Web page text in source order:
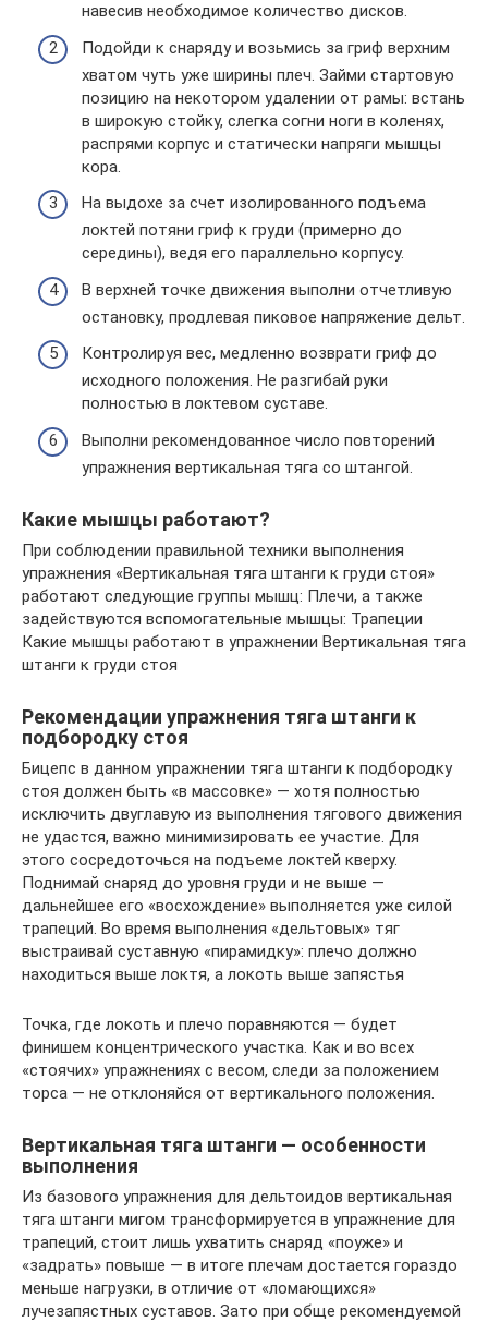
навесив необходимое количество дисков.
Подойди к снаряду и возьмись за гриф верхним
хватом чуть уже ширины плеч. Займи стартовую
позицию на некотором удалении от рамы: встань
в широкую стойку, слегка согни ноги в коленях,
распрями корпус и статически напряги мышцы
кора.
На выдохе за счет изолированного подъема
локтей потяни гриф к груди (примерно до
середины), ведя его параллельно корпусу.
В верхней точке движения выполни отчетливую
остановку, продлевая пиковое напряжение дельт.
Контролируя вес, медленно возврати гриф до
исходного положения. Не разгибай руки
полностью в локтевом суставе.
Выполни рекомендованное число повторений
упражнения вертикальная тяга со штангой.
Какие мышцы работают?
При соблюдении правильной техники выполнения
упражнения «Вертикальная тяга штанги к груди стоя»
работают следующие группы мышц: Плечи, а также
задействуются вспомогательные мышцы: Трапеции
Какие мышцы работают в упражнении Вертикальная тяга
штанги к груди стоя
Рекомендации упражнения тяга штанги к
подбородку стоя
Бицепс в данном упражнении тяга штанги к подбородку
стоя должен быть «в массовке» — хотя полностью
исключить двуглавую из выполнения тягового движения
не удастся, важно минимизировать ее участие. Для
этого сосредоточься на подъеме локтей кверху.
Поднимай снаряд до уровня груди и не выше —
дальнейшее его «восхождение» выполняется уже силой
трапеций. Во время выполнения «дельтовых» тяг
выстраивай суставную «пирамидку»: плечо должно
находиться выше локтя, а локоть выше запястья
Точка, где локоть и плечо поравняются — будет
финишем концентрического участка. Как и во всех
«стоячих» упражнениях с весом, следи за положением
торса — не отклоняйся от вертикального положения.
Вертикальная тяга штанги — особенности
выполнения
Из базового упражнения для дельтоидов вертикальная
тяга штанги мигом трансформируется в упражнение для
трапеций, стоит лишь ухватить снаряд «поуже» и
«задрать» повыше — в итоге плечам достается гораздо
меньше нагрузки, в отличие от «ломающихся»
лучезапястных суставов. Зато при обще рекомендуемой